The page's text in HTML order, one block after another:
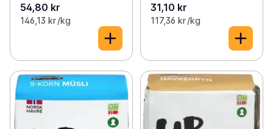
54,80 kr
146,13 kr /kg
31,10 kr
117,36 kr /kg